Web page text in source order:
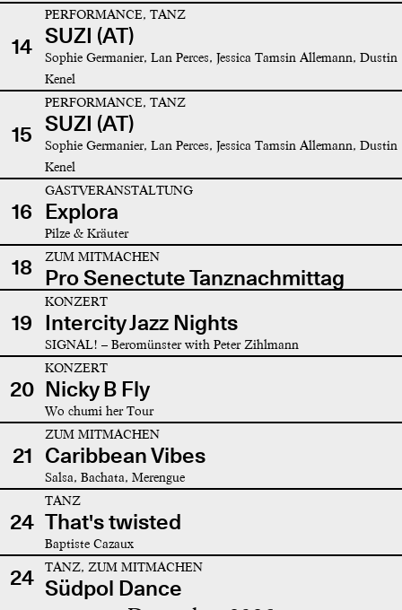
14
PERFORMANCE, TANZ
SUZI (AT)
Sophie Germanier, Lan Perces, Jessica Tamsin Allemann, Dustin
Kenel
15
PERFORMANCE, TANZ
SUZI (AT)
Sophie Germanier, Lan Perces, Jessica Tamsin Allemann, Dustin
Kenel
16
GASTVERANSTALTUNG
Explora
Pilze & Kräuter
18 ZUM MITMACHEN
Pro Senectute Tanznachmittag
19
KONZERT
Intercity Jazz Nights
SIGNAL! – Beromünster with Peter Zihlmann
20
KONZERT
Nicky B Fly
Wo chumi her Tour
21
ZUM MITMACHEN
Caribbean Vibes
Salsa, Bachata, Merengue
24
TANZ
That's twisted
Baptiste Cazaux
24 TANZ, ZUM MITMACHEN
Südpol Dance